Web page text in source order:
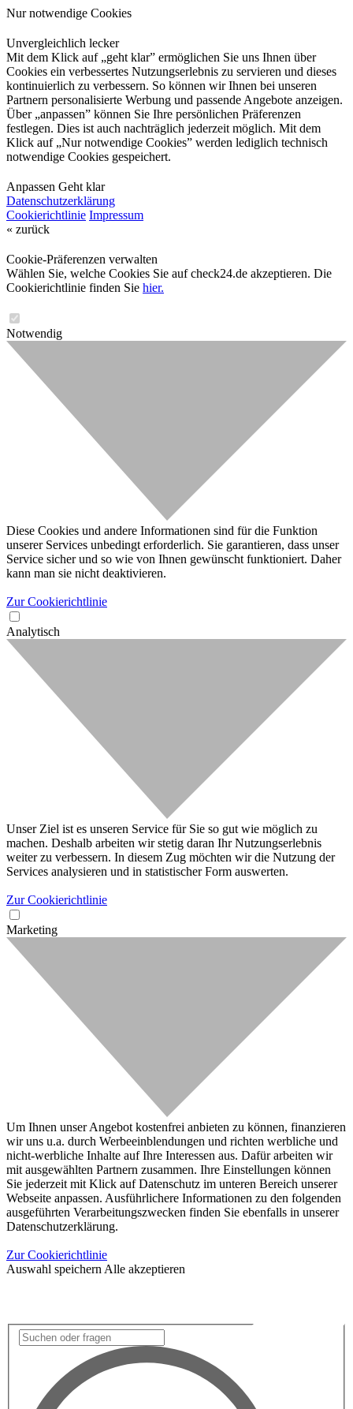
Nur notwendige Cookies
Unvergleichlich lecker
Mit dem Klick auf „geht klar” ermöglichen Sie uns Ihnen über
Cookies ein verbessertes Nutzungserlebnis zu servieren und dieses
kontinuierlich zu verbessern. So können wir Ihnen bei unseren
Partnern personalisierte Werbung und passende Angebote anzeigen.
Über „anpassen” können Sie Ihre persönlichen Präferenzen
festlegen. Dies ist auch nachträglich jederzeit möglich. Mit dem
Klick auf „Nur notwendige Cookies” werden lediglich technisch
notwendige Cookies gespeichert.
Anpassen Geht klar
Datenschutzerklärung
Cookierichtlinie Impressum
« zurück
Cookie-Präferenzen verwalten
Wählen Sie, welche Cookies Sie auf check24.de akzeptieren. Die
Cookierichtlinie finden Sie hier.
Notwendig
Diese Cookies und andere Informationen sind für die Funktion
unserer Services unbedingt erforderlich. Sie garantieren, dass unser
Service sicher und so wie von Ihnen gewünscht funktioniert. Daher
kann man sie nicht deaktivieren.
Zur Cookierichtlinie
Analytisch
Unser Ziel ist es unseren Service für Sie so gut wie möglich zu
machen. Deshalb arbeiten wir stetig daran Ihr Nutzungserlebnis
weiter zu verbessern. In diesem Zug möchten wir die Nutzung der
Services analysieren und in statistischer Form auswerten.
Zur Cookierichtlinie
Marketing
Um Ihnen unser Angebot kostenfrei anbieten zu können, finanzieren
wir uns u.a. durch Werbeeinblendungen und richten werbliche und
nicht-werbliche Inhalte auf Ihre Interessen aus. Dafür arbeiten wir
mit ausgewählten Partnern zusammen. Ihre Einstellungen können
Sie jederzeit mit Klick auf Datenschutz im unteren Bereich unserer
Webseite anpassen. Ausführlichere Informationen zu den folgenden
ausgeführten Verarbeitungszwecken finden Sie ebenfalls in unserer
Datenschutzerklärung.
Zur Cookierichtlinie
Auswahl speichern Alle akzeptieren